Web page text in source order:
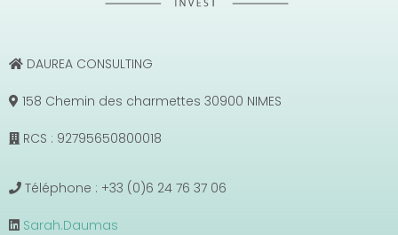
DAUREA CONSULTING
158 Chemin des charmettes 30900 NIMES
RCS : 92795650800018
Téléphone : +33 (0)6 24 76 37 06
Sarah.Daumas